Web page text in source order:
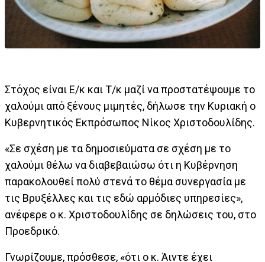
Στόχος είναι Ε/κ και Τ/κ μαζί να προστατέψουμε το
χαλούμι από ξένους μιμητές, δήλωσε την Κυριακή ο
Κυβερνητικός Εκπρόσωπος Νίκος Χριστοδουλίδης.
«Σε σχέση με τα δημοσιεύματα σε σχέση με το
χαλούμι θέλω να διαβεβαιώσω ότι η Κυβέρνηση
παρακολουθεί πολύ στενά το θέμα συνεργασία με
τις Βρυξέλλες και τις εδώ αρμόδιες υπηρεσίες»,
ανέφερε ο κ. Χριστοδουλίδης σε δηλώσεις του, στο
Προεδρικό.
Γνωρίζουμε, πρόσθεσε, «ότι ο κ. Άιντε έχει